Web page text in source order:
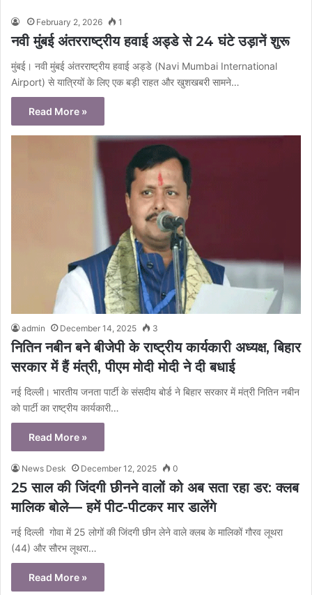
February 2, 2026 1
नवी मुंबई अंतरराष्ट्रीय हवाई अड्डे से 24 घंटे उड़ानें शुरू
मुंबई। नवी मुंबई अंतरराष्ट्रीय हवाई अड्डे (Navi Mumbai International
Airport) से यात्रियों के लिए एक बड़ी राहत और खुशखबरी सामने…
Read More »
admin December 14, 2025 3
नितिन नबीन बने बीजेपी के राष्ट्रीय कार्यकारी अध्यक्ष, बिहार
सरकार में हैं मंत्री, पीएम मोदी मोदी ने दी बधाई
नई दिल्ली। भारतीय जनता पार्टी के संसदीय बोर्ड ने बिहार सरकार में मंत्री नितिन नबीन
को पार्टी का राष्ट्रीय कार्यकारी…
Read More »
News Desk December 12, 2025 0
25 साल की जिंदगी छीनने वालों को अब सता रहा डर: क्लब
मालिक बोले— हमें पीट-पीटकर मार डालेंगे
नई दिल्ली गोवा में 25 लोगों की जिंदगी छीन लेने वाले क्लब के मालिकों गौरव लूथरा
(44) और सौरभ लूथरा…
Read More »